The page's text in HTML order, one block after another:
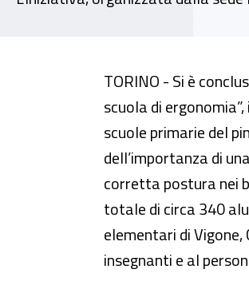
Piemonte,
TORINO - Si è
scuola di
scuole primarie del
dell’importanza di
corretta postura nei
totale di circa 340
elementari di Vigone,
insegnanti e al